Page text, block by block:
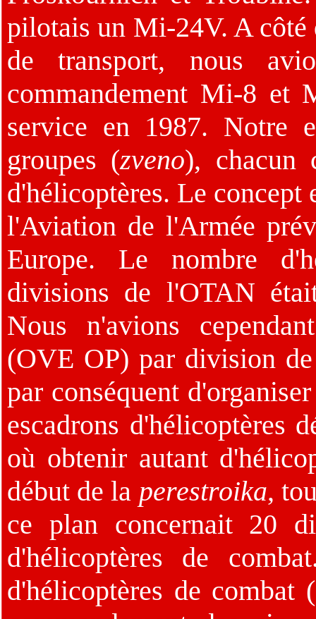
pilotais un Mi-24V. A
de transport, nous
commandement Mi-8 et
service en 1987. Notre
groupes (zveno), chacun
d'hélicoptères. Le concept
l'Aviation de l'Armée
Europe. Le nombre
divisions de l'OTAN
Nous n'avions
(OVE OP) par division
par conséquent
escadrons d'hélicoptères
où obtenir autant
début de la perestroika,
ce plan concernait 20
d'hélicoptères de
d'hélicoptères de combat